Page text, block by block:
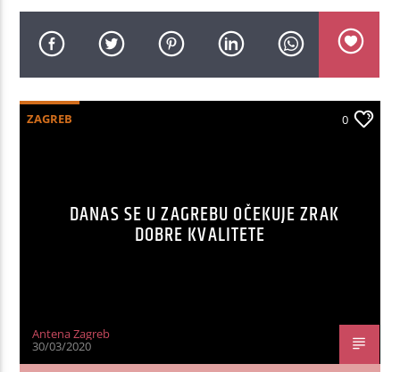
ZAGREB 0
DANAS SE U ZAGREBU OČEKUJE ZRAK
DOBRE KVALITETE
Antena Zagreb
30/03/2020